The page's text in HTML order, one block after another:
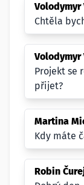
Volodymyr
Chtěla
Volodymyr
Projekt se
přijet?
Martina
Kdy máte
Robin